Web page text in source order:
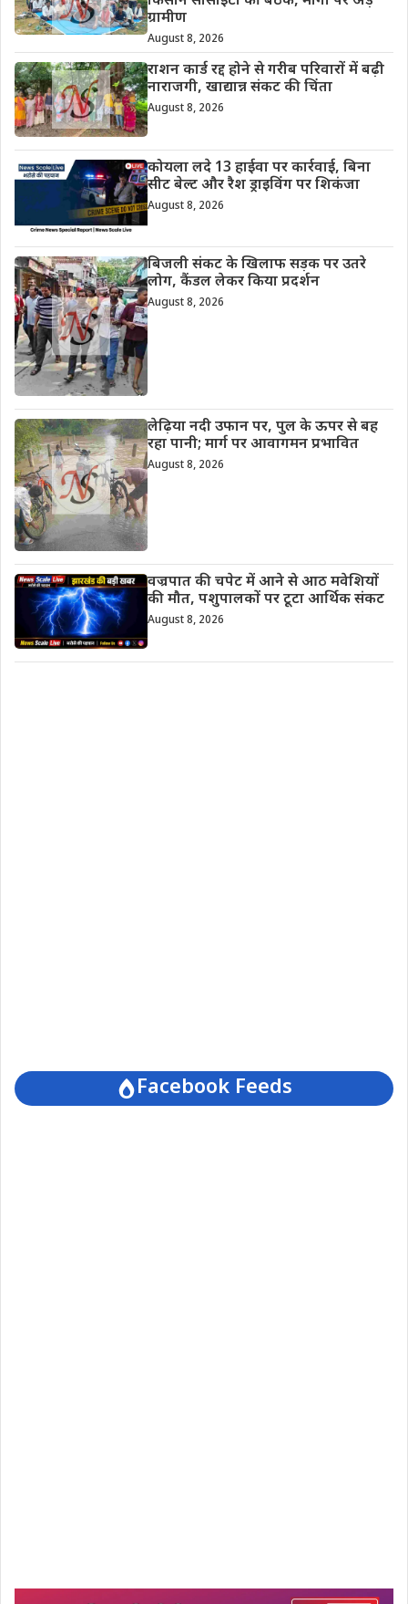
ग्रामीण
August 8, 2026
राशन कार्ड रद्द होने से गरीब परिवारों में बढ़ी
नाराजगी, खाद्यान्न संकट की चिंता
August 8, 2026
कोयला लदे 13 हाईवा पर कार्रवाई, बिना
सीट बेल्ट और रैश ड्राइविंग पर शिकंजा
August 8, 2026
बिजली संकट के खिलाफ सड़क पर उतरे
लोग, कैंडल लेकर किया प्रदर्शन
August 8, 2026
लेढ़िया नदी उफान पर, पुल के ऊपर से बह
रहा पानी; मार्ग पर आवागमन प्रभावित
August 8, 2026
वज्रपात की चपेट में आने से आठ मवेशियों
की मौत, पशुपालकों पर टूटा आर्थिक संकट
August 8, 2026
Facebook Feeds